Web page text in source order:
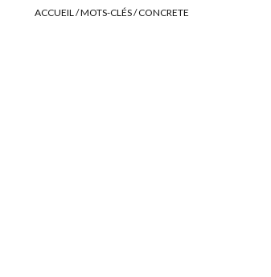
ACCUEIL/MOTS-CLÉS/CONCRETE